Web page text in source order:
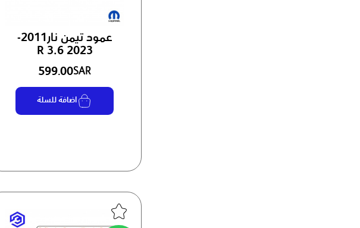
عمود تيمن نار2011- 2023 3.6 R
599.00SAR
اضافة للسلة